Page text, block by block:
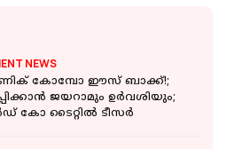
NEWS
കോമ്പോ ഈസ് ബാക്ക്!;
ജയറാമും ഉർവശിയും;
കോ ടൈറ്റിൽ ടീസർ